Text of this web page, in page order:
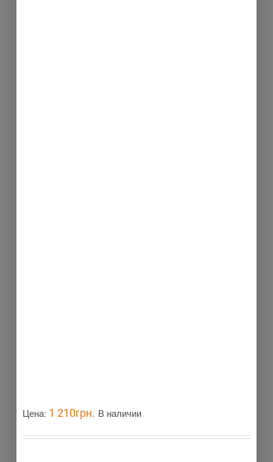
Цена: 1 210грн. В наличии